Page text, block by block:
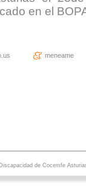
en el
meneame
de Cocemfe